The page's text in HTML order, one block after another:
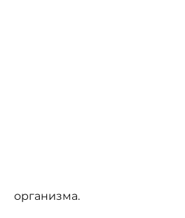
организма.